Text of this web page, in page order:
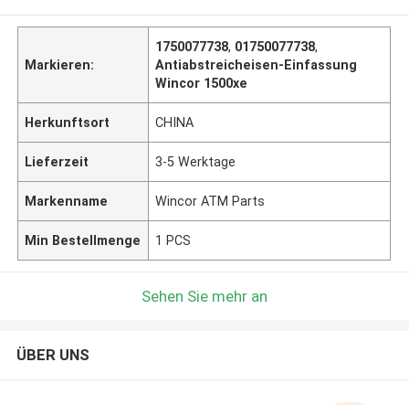
Markieren:
1750077738, 01750077738,
Antiabstreicheisen-Einfassung
Wincor 1500xe
Herkunftsort CHINA
Lieferzeit 3-5 Werktage
Markenname Wincor ATM Parts
Min Bestellmenge 1 PCS
Sehen Sie mehr an
ÜBER UNS